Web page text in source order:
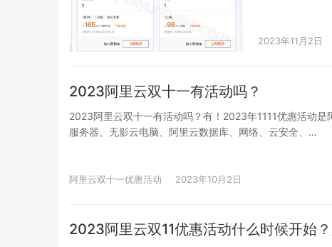
2023年11月2日
2023阿里云双十一有活动吗？
2023阿里云双十一有活动吗？有！2023年1111优惠活动
服务器、无影云电脑、阿里云数据库、网络、云安全、…
阿里云双十一优惠活动 2023年10月2日
2023阿里云双11优惠活动什么时候开始